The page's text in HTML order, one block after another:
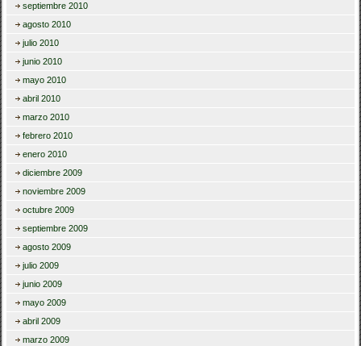
septiembre 2010
agosto 2010
julio 2010
junio 2010
mayo 2010
abril 2010
marzo 2010
febrero 2010
enero 2010
diciembre 2009
noviembre 2009
octubre 2009
septiembre 2009
agosto 2009
julio 2009
junio 2009
mayo 2009
abril 2009
marzo 2009